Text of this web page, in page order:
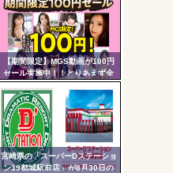
【期間限定】MGS動画が100円
セール実施中！！とりあえず全
部買うやろｗｗｗｗｗ
宮崎県の「スーパーDステーショ
ン39都城駅前店」が8月30日の